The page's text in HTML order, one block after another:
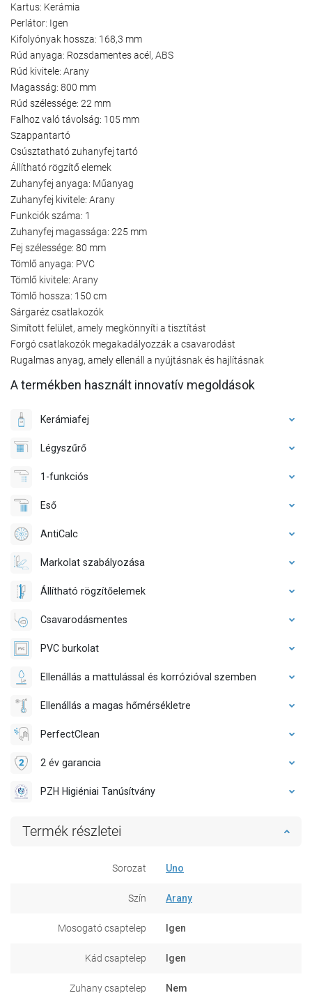
Kartus: Kerámia
Perlátor: Igen
Kifolyónyak hossza: 168,3 mm
Rúd anyaga: Rozsdamentes acél, ABS
Rúd kivitele: Arany
Magasság: 800 mm
Rúd szélessége: 22 mm
Falhoz való távolság: 105 mm
Szappantartó
Csúsztatható zuhanyfej tartó
Állítható rögzítő elemek
Zuhanyfej anyaga: Műanyag
Zuhanyfej kivitele: Arany
Funkciók száma: 1
Zuhanyfej magassága: 225 mm
Fej szélessége: 80 mm
Tömlő anyaga: PVC
Tömlő kivitele: Arany
Tömlő hossza: 150 cm
Sárgaréz csatlakozók
Simított felület, amely megkönnyíti a tisztítást
Forgó csatlakozók megakadályozzák a csavarodást
Rugalmas anyag, amely ellenáll a nyújtásnak és hajlításnak
A termékben használt innovatív megoldások
Kerámiafej
Légyszűrő
1-funkciós
Eső
AntiCalc
Markolat szabályozása
Állítható rögzítőelemek
Csavarodásmentes
PVC burkolat
Ellenállás a mattulással és korrózióval szemben
Ellenállás a magas hőmérsékletre
PerfectClean
2 év garancia
PZH Higiéniai Tanúsítvány
Termék részletei
Sorozat Uno
Szín Arany
Mosogató csaptelep Igen
Kád csaptelep Igen
Zuhany csaptelep Nem